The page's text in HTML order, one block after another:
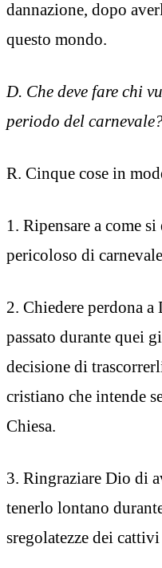
dannazione, dopo
questo mondo.
D. Che deve fare chi
periodo del
R. Cinque cose in
1. Ripensare a come
pericoloso di
2. Chiedere perdona
passato durante quei
decisione di
cristiano che intende
Chiesa.
3. Ringraziare Dio di
tenerlo lontano
sregolatezze dei